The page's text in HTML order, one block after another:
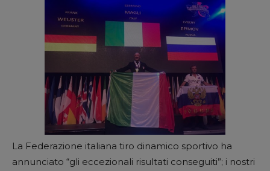
La Federazione italiana tiro dinamico sportivo ha
annunciato “gli eccezionali risultati conseguiti”; i nostri